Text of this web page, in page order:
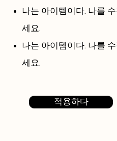
나는 아이템이다.​ 나를
세요.
나는 아이템이다.​ 나를
세요.
적용하다